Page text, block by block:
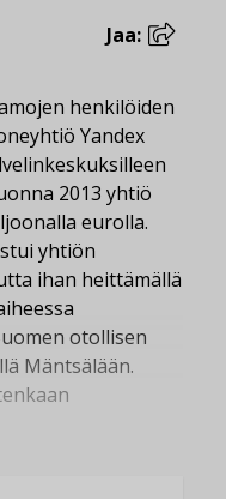
Jaa:
henkilöiden
Yandex
2013 yhtiö
eurolla.
yhtiön
ihan heittämällä
otollisen
Mäntsälään.